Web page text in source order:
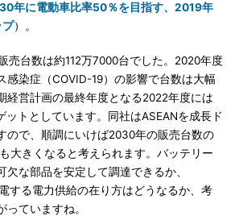
年に電動車比率50％を目指す、2019年
プ）。
売台数は約112万7000台でした。2020年度
感染症（COVID-19）の影響で台数は大幅
経営計画の最終年度となる2022年度には
ットとしています。同社はASEANを成長ド
ので、順調にいけば2030年の販売台数の
大きくなると考えられます。バッテリー
欠な部品を安定して調達できるか、
する電力供給の在り方はどうなるか、考
っていますね。